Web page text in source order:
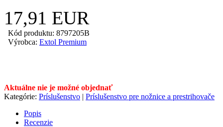
17,91 EUR
Kód produktu: 8797205B
Výrobca: Extol Premium
Aktuálne nie je možné objednať
Kategórie: Príslušenstvo | Príslušenstvo pre nožnice a prestrihovače
Popis
Recenzie